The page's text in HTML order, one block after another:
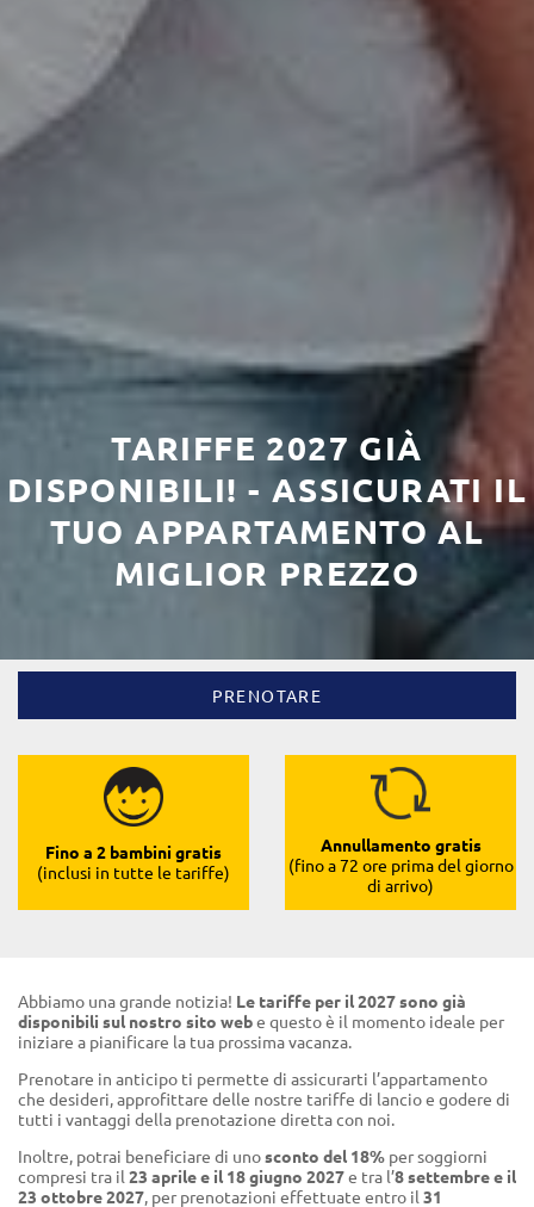
TARIFFE 2027 GIÀ
DISPONIBILI! - ASSICURATI IL
TUO APPARTAMENTO AL
MIGLIOR PREZZO
PRENOTARE
Fino a 2 bambini gratis
(inclusi in tutte le tariffe)
Annullamento gratis
(fino a 72 ore prima del giorno
di arrivo)
Abbiamo una grande notizia! Le tariffe per il 2027 sono già
disponibili sul nostro sito webe questo è il momento ideale per
iniziare a pianificare la tua prossima vacanza.
Prenotare in anticipo ti permette di assicurarti l’appartamento
che desideri, approfittare delle nostre tariffe di lancio e godere di
tutti i vantaggi della prenotazione diretta con noi.
Inoltre, potrai beneficiare di unosconto del 18% per soggiorni
compresi tra il 23 aprile e il 18 giugno 2027e tra l’8 settembre e il
23 ottobre 2027, per prenotazioni effettuate entro il 31